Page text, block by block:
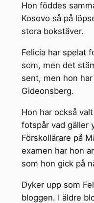
Hon föddes
Kosovo så på
stora bokstäver.
Felicia har spelat
som, men det
sent, men hon
Gideonsberg.
Hon har också
fotspår vad gäller
Förskollärare på
examen har hon
som hon gick på
Dyker upp som
bloggen. I äldre